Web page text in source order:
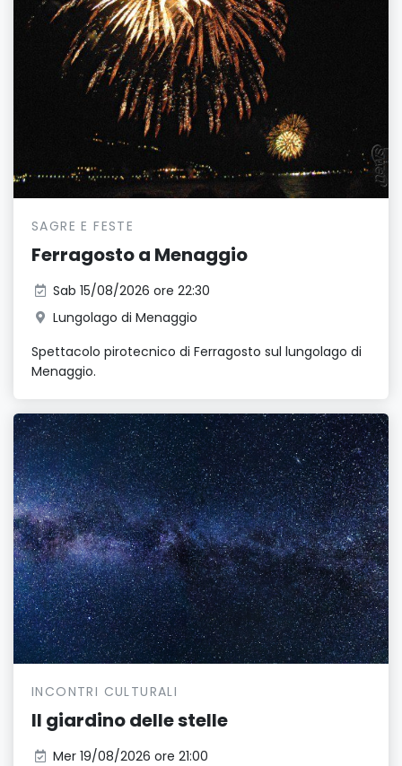
SAGRE E FESTE
Ferragosto a Menaggio
Sab 15/08/2026 ore 22:30
Lungolago di Menaggio
Spettacolo pirotecnico di Ferragosto sul lungolago di
Menaggio.
INCONTRI CULTURALI
Il giardino delle stelle
Mer 19/08/2026 ore 21:00